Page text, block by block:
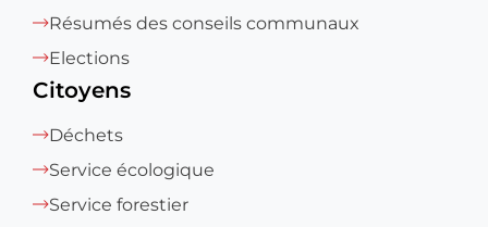
Résumés des conseils communaux
Elections
Citoyens
Déchets
Service écologique
Service forestier